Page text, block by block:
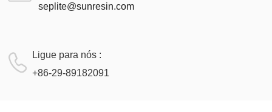
seplite@sunresin.com
Ligue para nós :
+86-29-89182091